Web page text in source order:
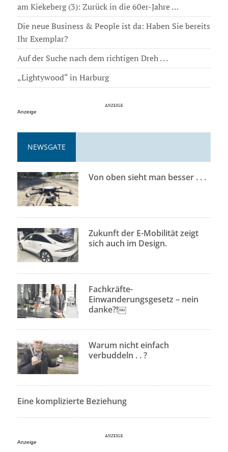
am Kiekeberg (3): Zurück in die 60er-Jahre …
Die neue Business & People ist da: Haben Sie bereits
Ihr Exemplar?
Auf der Suche nach dem richtigen Dreh . . .
„Lightywood“ in Harburg
Anzeige
NEWSGATE
Von oben sieht man besser . . .
Zukunft der E-Mobilität zeigt
sich auch im Design.
Fachkräfte-
Einwanderungsgesetz – nein
danke?!￼
Warum nicht einfach
verbuddeln . . ?
Eine komplizierte Beziehung
Anzeige